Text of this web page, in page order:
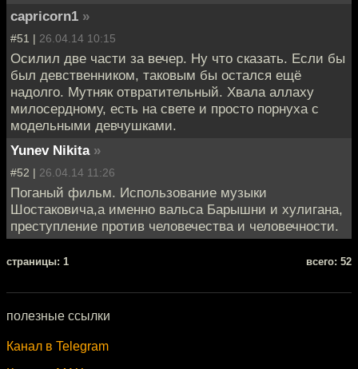
capricorn1 »
#51 | 26.04.14 10:15
Осилил две части за вечер. Ну что сказать. Если бы
был девственником, таковым бы остался ещё
надолго. Мутняк отвратительный. Хвала аллаху
милосердному, есть на свете и просто порнуха с
модельными девчушками.
Yunev Nikita »
#52 | 26.04.14 11:26
Поганый фильм. Использование музыки
Шостаковича,а именно вальса Барышни и хулигана,
преступление против человечества и человечности.
cтраницы: 1 всего: 52
полезные ссылки
Канал в Telegram